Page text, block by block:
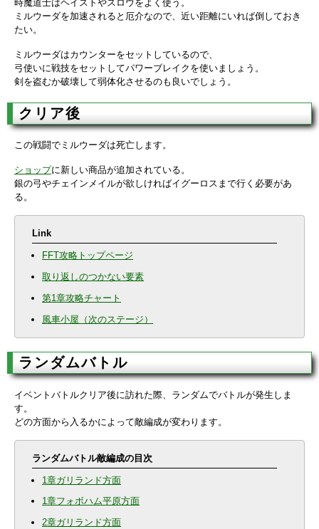
時魔道士はヘイストやスロウをよく使う。
ミルウーダを加速されると厄介なので、近い距離にいれば倒しておき
たい。
ミルウーダはカウンターをセットしているので、
弓使いに戦技をセットしてパワーブレイクを使いましょう。
剣を盗むか破壊して弱体化させるのも良いでしょう。
クリア後
この戦闘でミルウーダは死亡します。
ショップに新しい商品が追加されている。
銀の弓やチェインメイルが欲しければイグーロスまで行く必要があ
る。
Link
FFT攻略トップページ
取り返しのつかない要素
第1章攻略チャート
風車小屋（次のステージ）
ランダムバトル
イベントバトルクリア後に訪れた際、ランダムでバトルが発生しま
す。
どの方面から入るかによって敵編成が変わります。
ランダムバトル敵編成の目次
1章ガリランド方面
1章フォボハム平原方面
2章ガリランド方面